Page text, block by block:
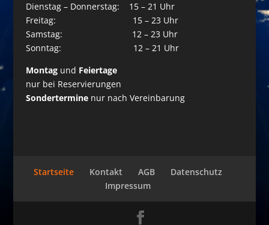
Dienstag – Donnerstag: 15 – 21 Uhr
Freitag: 15 – 23 Uhr
Samstag: 12 – 23 Uhr
Sonntag: 12 – 21 Uhr
Montagund Feiertage
nur bei Reservierungen
Sonderterminenur nach Vereinbarung
Startseite Kontakt AGB
Datenschutz
Impressum